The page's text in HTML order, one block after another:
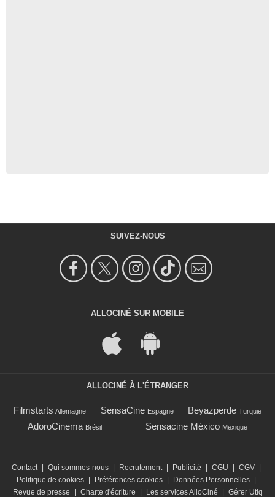
SUIVEZ-NOUS
ALLOCINÉ SUR MOBILE
ALLOCINÉ À L'ÉTRANGER
Filmstarts Allemagne SensaCine Espagne Beyazperde Turquie
AdoroCinema Brésil Sensacine México Mexique
Contact Qui sommes-nous Recrutement Publicité CGU CGV
Politique de cookies
Préférences cookies Données Personnelles
Revue de presse
Charte d'écriture Les services AlloCiné Gérer Utiq